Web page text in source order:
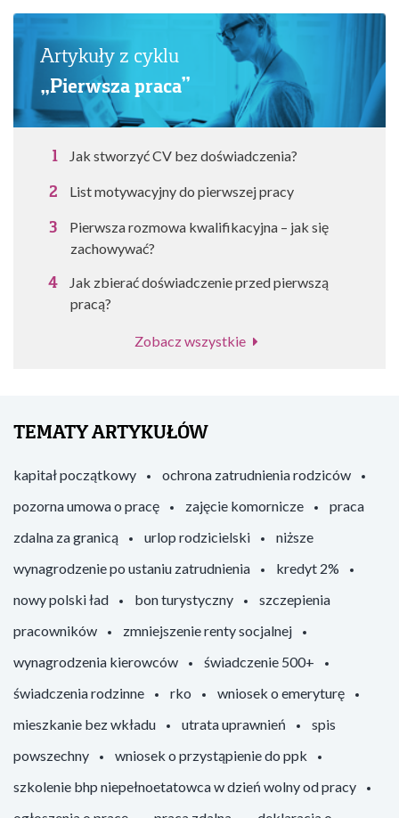
Artykuły z cyklu
„Pierwsza praca”
Jak stworzyć CV bez doświadczenia?
List motywacyjny do pierwszej pracy
Pierwsza rozmowa kwalifikacyjna – jak się
zachowywać?
Jak zbierać doświadczenie przed pierwszą
pracą?
Zobacz wszystkie
TEMATY ARTYKUŁÓW
kapitał początkowy
ochrona zatrudnienia rodziców
pozorna umowa o pracę
zajęcie komornicze
praca
zdalna za granicą
urlop rodzicielski
niższe
wynagrodzenie po ustaniu zatrudnienia
kredyt 2%
nowy polski ład
bon turystyczny
szczepienia
pracowników
zmniejszenie renty socjalnej
wynagrodzenia kierowców
świadczenie 500+
świadczenia rodzinne
rko
wniosek o emeryturę
mieszkanie bez wkładu
utrata uprawnień
spis
powszechny
wniosek o przystąpienie do ppk
szkolenie bhp niepełnoetatowca w dzień wolny od pracy